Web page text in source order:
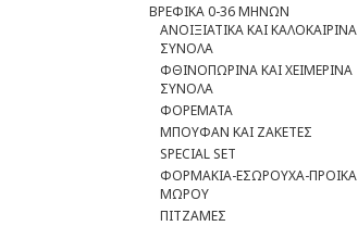
ΒΡΕΦΙΚΑ 0-36 ΜΗΝΩΝ
ΑΝΟΙΞΙΑΤΙΚΑ ΚΑΙ ΚΑΛΟΚΑΙΡΙΝΑ
ΣΥΝΟΛΑ
ΦΘΙΝΟΠΩΡΙΝΑ ΚΑΙ ΧΕΙΜΕΡΙΝΑ
ΣΥΝΟΛΑ
ΦΟΡΕΜΑΤΑ
ΜΠΟΥΦΑΝ ΚΑΙ ΖΑΚΕΤΕΣ
SPECIAL SET
ΦOΡΜΑΚΙΑ-ΕΣΩΡΟΥΧΑ-ΠΡΟΙΚΑ
ΜΩΡΟΥ
ΠΙΤΖΑΜΕΣ